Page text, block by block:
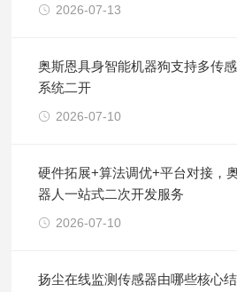
2026-07-13
奥斯恩具身智能机器狗支持多传
系统二开
2026-07-10
硬件拓展+算法调优+平台对接，
器人一站式二次开发服务
2026-07-10
扬尘在线监测传感器由哪些核心